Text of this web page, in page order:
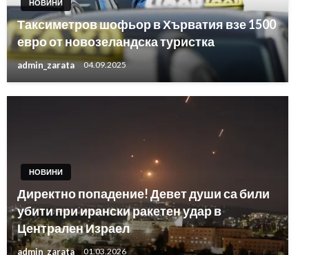
НОВИНИ
Таксиметров шофьор в Хърватия взе 1500
евро от новозеландска туристка
admin_zarata 04.09.2025
НОВИНИ
Директно попадение! Девет души са били
убити при ирански ракетен удар в
Централен Израел
admin_zarata 01.03.2026